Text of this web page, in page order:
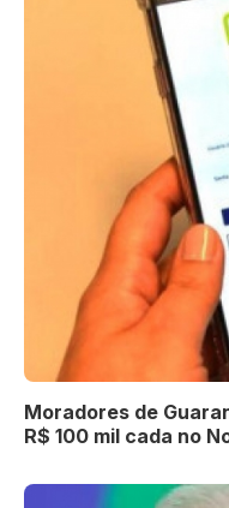
Moradores de
R$ 100 mil cada no